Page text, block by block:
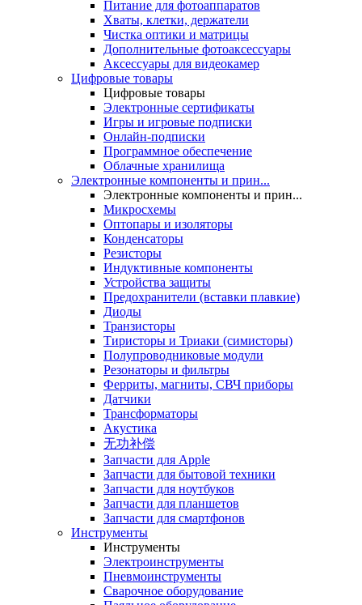
Питание для фотоаппаратов
Хваты, клетки, держатели
Чистка оптики и матрицы
Дополнительные фотоаксессуары
Аксессуары для видеокамер
Цифровые товары
Цифровые товары
Электронные сертификаты
Игры и игровые подписки
Онлайн-подписки
Программное обеспечение
Облачные хранилища
Электронные компоненты и прин...
Электронные компоненты и прин...
Микросхемы
Оптопары и изоляторы
Конденсаторы
Резисторы
Индуктивные компоненты
Устройства защиты
Предохранители (вставки плавкие)
Диоды
Транзисторы
Тиристоры и Триаки (симисторы)
Полупроводниковые модули
Резонаторы и фильтры
Ферриты, магниты, СВЧ приборы
Датчики
Трансформаторы
Акустика
无功补偿
Запчасти для Apple
Запчасти для бытовой техники
Запчасти для ноутбуков
Запчасти для планшетов
Запчасти для смартфонов
Инструменты
Инструменты
Электроинструменты
Пневмоинструменты
Сварочное оборудование